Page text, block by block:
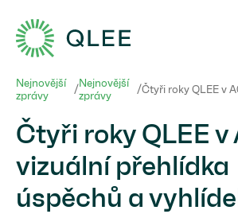
Nejnovější
zprávy
/Nejnovější
zprávy
/
Čtyři roky QLEE v
vizuální přehlídka
úspěchů a